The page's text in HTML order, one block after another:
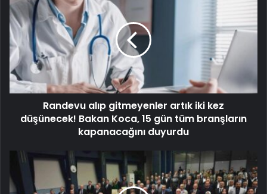
Randevu alıp gitmeyenler artık iki kez
düşünecek! Bakan Koca, 15 gün tüm branşların
kapanacağını duyurdu